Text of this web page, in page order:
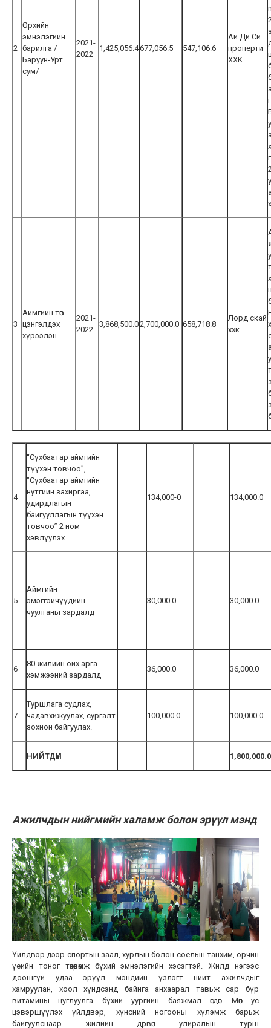
2
Өрхийн
эмнэлэгийн
барилга /
Баруун-Урт
сум/
2021-
2022
1,425,056.4677,056.5 547,106.6
Ай Ди Си
проперти
ХХК
3
Аймгийн төв
цэнгэлдэх
хүрээлэн
2021-
2022
3,868,500.02,700,000.0 658,718.8
Лорд скай
ххк
4
“Сүхбаатар аймгийн
түүхэн товчоо”,
"Сүхбаатар аймгийн
нутгийн захиргаа,
удирдлагын
байгууллагын түүхэн
товчоо” 2 ном
хэвлүулэх.
134,000-0 134,000.0
5
Аймгийн
эмэггэйчүүдийн
чуулганы зардалд
30,000.0 30,000.0
6
80 жилийн ойх арга
хэмжээний зардалд
36,000.0 36,000.0
7
Туршлага судлах,
чадавхижуулах, сургалт
зохион байгуулах.
100,000.0 100,000.0
НИЙТДҮН 1,800,000.0
Ажилчдын нийгмийн халамж болон эрүүл мэнд
Үйлдвэр дээр спортын заал, хурлын болон соёлын танхим, орчин
үеийн тоног төхөөрөмж бүхий эмнэлэгийн хэсэгтэй. Жилд нэгээс
доошгүй удаа эрүүл мэндийн үзлэгт нийт ажилчдыг
хамруулан, хоол хүндсэнд байнга анхаарал тавьж сар бүр
витамины цуглуулга бүхий уургийн баяжмал өгдөг. Мөн ус
цэвэршүүлэх үйлдвэр, хүнсний ногооны хүлэмж барьж
байгуулснаар жилийн дөрвөн улиралын турш